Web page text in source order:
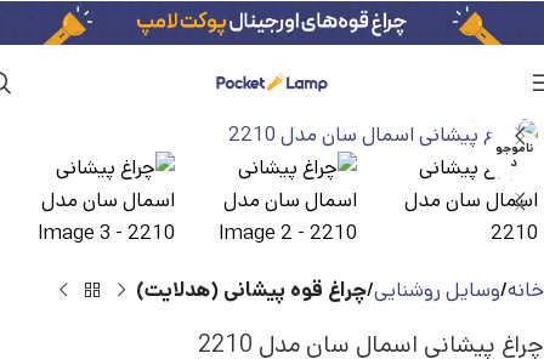
ناموجو
د
خانه وسایل روشنایی چراغ قوه پیشانی (هدلایت)
چراغ پیشانی اسمال سان مدل 2210